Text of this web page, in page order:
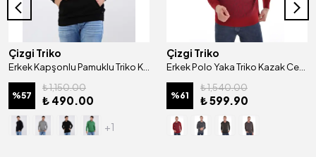
Çizgi Triko
Erkek Kapşonlu Pamuklu Triko Kazak Desenli Kol Ve Bel Lastikli Dokuma Regular Kalıp - 4668V
%57
₺ 1,150.00
₺ 490.00
+1
Çizgi Triko
Erkek Polo Yaka Triko Kazak Cep Detaylı Desenli Kol Ve Bel Lastikli Çelik Örgü - 4414F
%61
₺ 1,540.00
₺ 599.90